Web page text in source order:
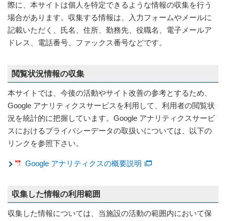
際に、本サイトは個人を特定できるような情報の収集を行う
場合があります。収集する情報は、入力フォームやメールに
記載いただく、氏名、住所、勤務先、役職名、電子メールア
ドレス、電話番号、ファックス番号などです。
閲覧状況情報の収集
本サイトでは、今後の活動やサイト改善の参考とするため、
Google アナリティクスサービスを利用して、利用者の閲覧状
況を統計的に把握しています。Google アナリティクスサービ
スにおけるプライバシーデータの取扱いについては、以下の
リンクを参照下さい。
Google アナリティクスの概要説明
収集した情報の利用範囲
収集した情報については、当施設の活動の範囲内において保